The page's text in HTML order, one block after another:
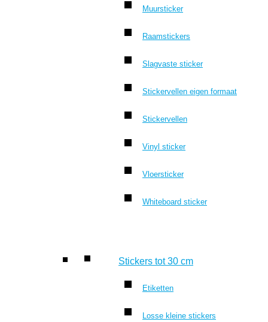
Muursticker
Raamstickers
Slagvaste sticker
Stickervellen eigen formaat
Stickervellen
Vinyl sticker
Vloersticker
Whiteboard sticker
Stickers tot 30 cm
Etiketten
Losse kleine stickers